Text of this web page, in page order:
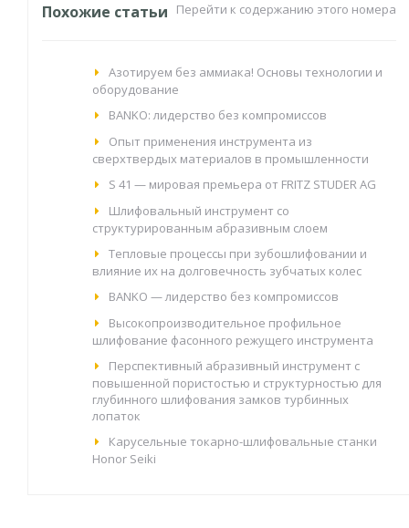
Похожие статьи Перейти к содержанию этого номера
Азотируем без аммиака! Основы технологии и
оборудование
BANKO: лидерство без компромиссов
Опыт применения инструмента из
сверхтвердых материалов в промышленности
S 41 — мировая премьера от FRITZ STUDER AG
Шлифовальный инструмент со
структурированным абразивным слоем
Тепловые процессы при зубошлифовании и
влияние их на долговечность зубчатых колес
BANKO — лидерство без компромиссов
Высокопроизводительное профильное
шлифование фасонного режущего инструмента
Перспективный абразивный инструмент с
повышенной пористостью и структурностью для
глубинного шлифования замков турбинных
лопаток
Карусельные токарно-шлифовальные станки
Honor Seiki